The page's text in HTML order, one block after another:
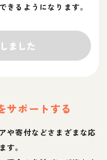
きるようになります。
ました
サポートする
や寄付などさまざまな応
す。